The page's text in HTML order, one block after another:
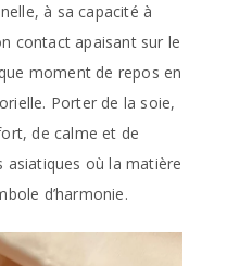
à sa capacité à
contact apaisant sur le
moment de repos en
Porter de la soie,
de calme et de
asiatiques où la matière
d’harmonie.